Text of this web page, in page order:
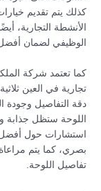
كذلك يتم تقديم
الأنشطة التجارية،
الوظيفي لضمان
كما تعتمد شركة
تجارية في العين
دقة التفاصيل وجودة
اللوحة ستظل جذابة
استشارات حول أفضل
بصري، كما يتم
تفاصيل اللوحة.